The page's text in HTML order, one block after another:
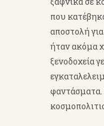
που
αποστολή
ήταν ακόμα
ξενοδοχεία
φαντάσματα.